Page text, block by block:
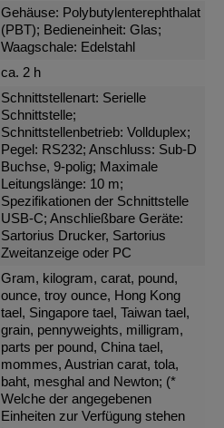
Gehäuse: Polybutylenterephthalat
(PBT); Bedieneinheit: Glas;
Waagschale: Edelstahl
ca. 2 h
Schnittstellenart: Serielle
Schnittstelle;
Schnittstellenbetrieb: Vollduplex;
Pegel: RS232; Anschluss: Sub-D
Buchse, 9-polig; Maximale
Leitungslänge: 10 m;
Spezifikationen der Schnittstelle
USB-C; Anschließbare Geräte:
Sartorius Drucker, Sartorius
Zweitanzeige oder PC
Gram, kilogram, carat, pound,
ounce, troy ounce, Hong Kong
tael, Singapore tael, Taiwan tael,
grain, pennyweights, milligram,
parts per pound, China tael,
mommes, Austrian carat, tola,
baht, mesghal and Newton; (*
Welche der angegebenen
Einheiten zur Verfügung stehen